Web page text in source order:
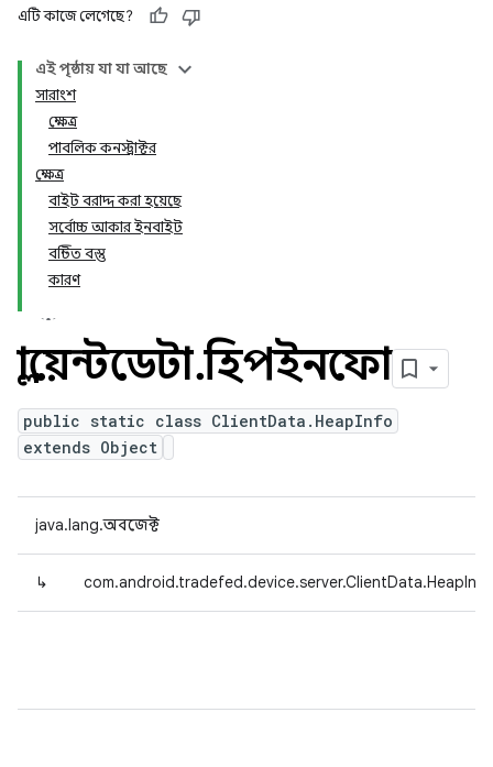
এটি কাজে লেগেছে?
এই পৃষ্ঠায় যা যা আছে
সারাংশ
ক্ষেত্র
পাবলিক কনস্ট্রাক্টর
ক্ষেত্র
বাইট বরাদ্দ করা হয়েছে
সর্বোচ্চ আকার ইনবাইট
বন্টিত বস্তু
কারণ
ক্লায়েন্টডেটা.হিপইনফো
public static class ClientData.HeapInfo
extends Object
java.lang.অবজেক্ট
↳ com.android.tradefed.device.server.ClientData.HeapInfo